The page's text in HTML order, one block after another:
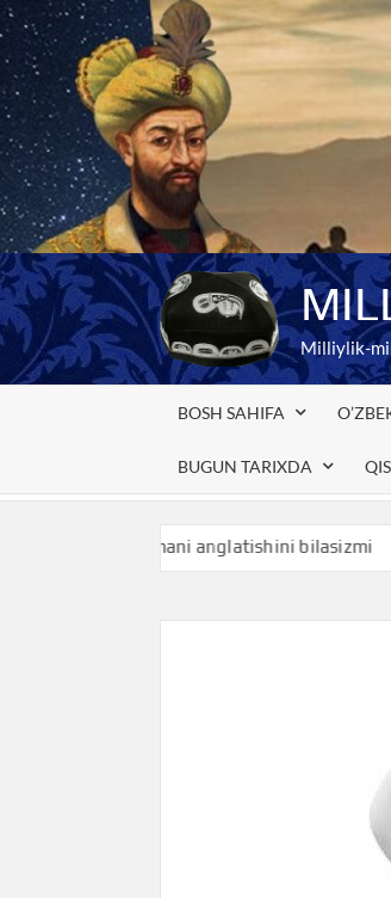
Skip
to
content
Milliylik-
BOSH SAHIFA
BUGUN TARIXDA
nimani anglatishini bilasizmi